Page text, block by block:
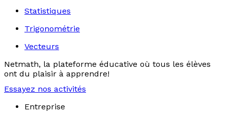
Statistiques
Trigonométrie
Vecteurs
Netmath, la plateforme éducative où tous les élèves
ont du plaisir à apprendre!
Essayez nos activités
Entreprise